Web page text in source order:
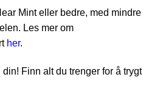
Mint eller bedre, med mindre
Les mer om
her.
Finn alt du trenger for å trygt